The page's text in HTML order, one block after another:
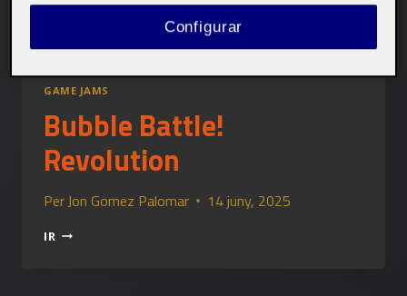
GAME JAMS
Bubble Battle!
Revolution
PerJon Gomez Palomar 14 juny, 2025
IR BUBBLE
Configurar